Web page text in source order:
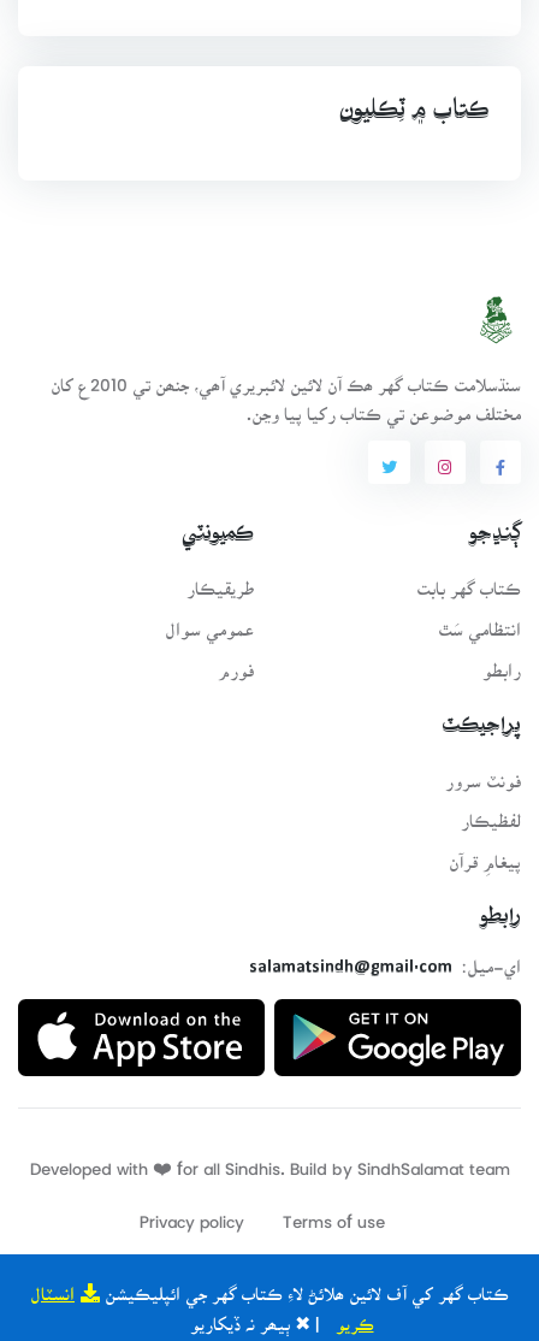
ڪتاب گهر کي آف لائين ھلائڻ لاءِ ڪتاب گهر جي ائپليڪيشن انسٽال
| ✖ ٻيھر نہ ڏيکاريو
ڪتاب ۾ ٽِڪليون
سنڌسلامت ڪتاب گهر ھڪ آن لائين لائبريري آھي، جنھن تي 2010ع کان
مختلف موضوعن تي ڪتاب رکيا پيا وڃن.
ڳنڍجو
ڪتاب گهر بابت
انتظامي سَٿ
رابطو
ڪميونٽي
طريقيڪار
عمومي سوال
پراجيڪٽ
فونٽ سرور
لفظيڪار
پيغامِ قرآن
رابطو
اي-ميل:
salamatsindh@gmail.com
Developed with ❤️ for all Sindhis. Build by SindhSalamat
Terms of use
Privacy policy